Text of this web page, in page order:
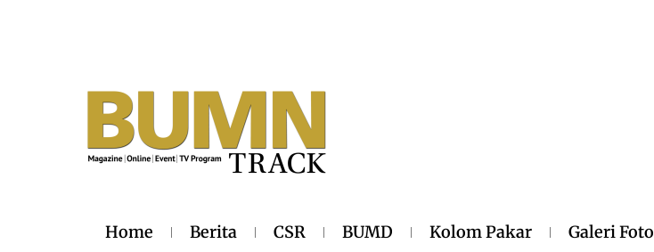
Home Berita CSR BUMD Kolom Pakar Galeri Foto